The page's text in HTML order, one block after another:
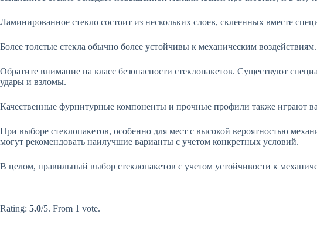
Ламинированное стекло состоит из нескольких слоев, склеенных вместе
Более толстые стекла обычно более устойчивы к механическим
Обратите внимание на класс безопасности стеклопакетов. Существуют
удары и взломы.
Качественные фурнитурные компоненты и прочные профили также играют
При выборе стеклопакетов, особенно для мест с высокой вероятностью
могут рекомендовать наилучшие варианты с учетом конкретных условий.
В целом, правильный выбор стеклопакетов с учетом устойчивости к
Rating: 5.0/5. From 1 vote.